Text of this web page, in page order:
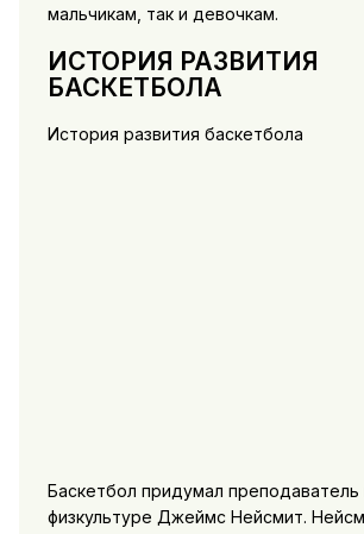
мальчикам, так и девочкам.
ИСТОРИЯ РАЗВИТИЯ
БАСКЕТБОЛА
История развития баскетбола
Баскетбол придумал преподаватель
физкультуре Джеймс Нейсмит.